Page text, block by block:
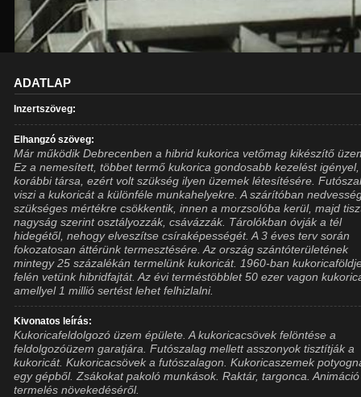
ADATLAP
Inzertszöveg:
Elhangzó szöveg:
Már működik Debrecenben a hibrid kukorica vetőmag kikészítő
Ez a nemesített, többet termő kukorica gondosabb kezelést
korábbi társa, ezért volt szükség ilyen üzemek létesítésére.
viszi a kukoricát a különféle munkahelyekre. A szárítóban
szükséges mértékre csökkentik, innen a morzsolóba kerül, majd
nagyság szerint osztályozzák, csávázzák. Tárolókban óvják a tél
hidegétől, nehogy elveszítse csíraképességét. A 3 éves terv során
fokozatosan áttérünk termesztésére. Az ország szántóterületének
mintegy 25 százalékán termelünk kukoricát. 1960-ban
felén vetünk hibridfajtát. Az évi terméstöbblet 50 ezer vagon
amellyel 1 millió sertést lehet felhizlalni.
Kivonatos leírás:
Kukoricafeldolgozó üzem épülete. A kukoricacsövek felöntése a
feldolgozóüzem garatjára. Futószalag mellett asszonyok tisztítják a
kukoricát. Kukoricacsövek a futószalagon. Kukoricaszemek
egy gépből. Zsákokat pakoló munkások. Raktár, targonca.
termelés növekedéséről.